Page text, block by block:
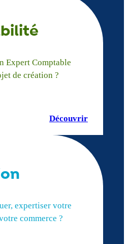
Expert Comptable
de création ?
Découvrir
expertiser votre
commerce ?